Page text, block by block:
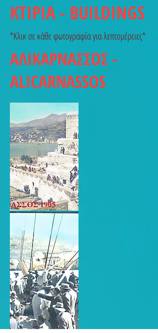
ΚΤΙΡΙΑ - BUILDINGS
*Κλικ σε κάθε φωτογραφία για λεπτομέρειες*
ΑΛΙΚΑΡΝΑΣΣΟΣ -
ALICARNASSOS